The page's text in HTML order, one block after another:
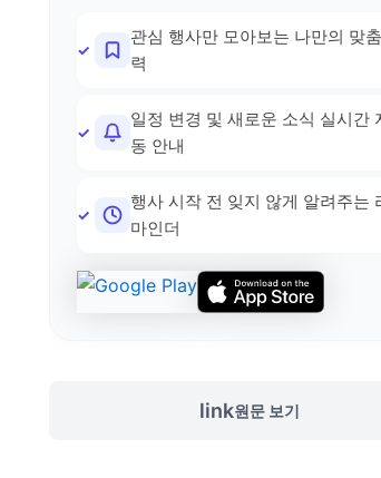
관심 행사만 모아보는 나만의 맞
력
일정 변경 및 새로운 소식 실시간
동 안내
행사 시작 전 잊지 않게 알려주는
마인더
link원문 보기